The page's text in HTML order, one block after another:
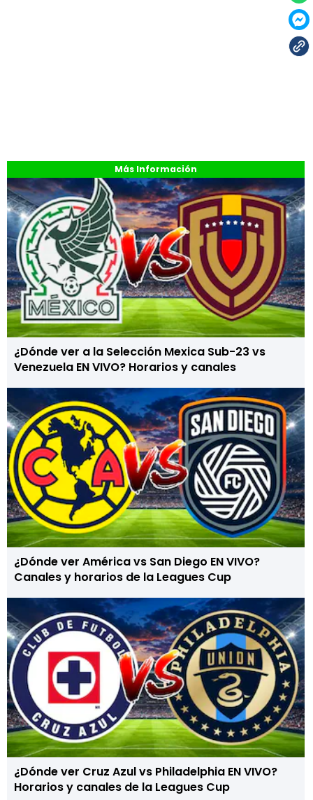
Más Información
¿Dónde ver a la Selección Mexica Sub-23 vs
Venezuela EN VIVO? Horarios y canales
¿Dónde ver América vs San Diego EN VIVO?
Canales y horarios de la Leagues Cup
¿Dónde ver Cruz Azul vs Philadelphia EN VIVO?
Horarios y canales de la Leagues Cup